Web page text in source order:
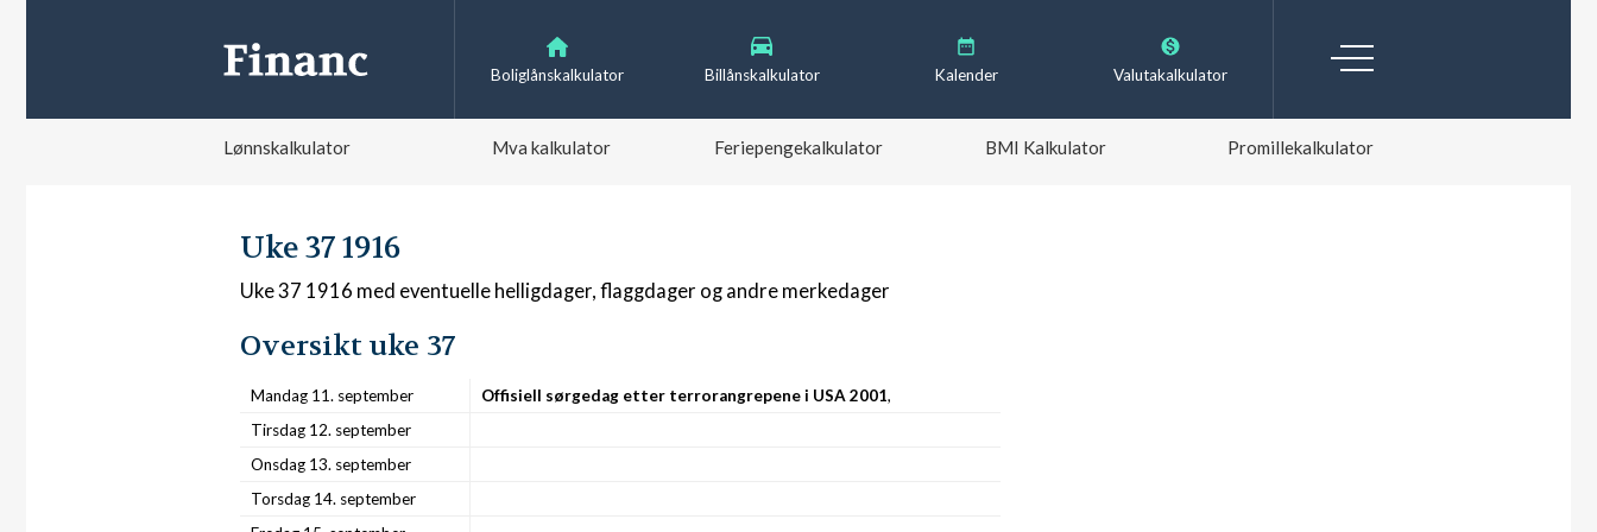
Boliglånskalkulator Billånskalkulator Kalender Valutakalkulator
Lønnskalkulator Mva kalkulator Feriepengekalkulator BMI Kalkulator Promillekalkulator
Uke 37 1916
Uke 37 1916 med eventuelle helligdager, flaggdager og andre merkedager
Oversikt uke 37
Mandag 11. september Offisiell sørgedag etter terrorangrepene i USA 2001,
Tirsdag 12. september
Onsdag 13. september
Torsdag 14. september